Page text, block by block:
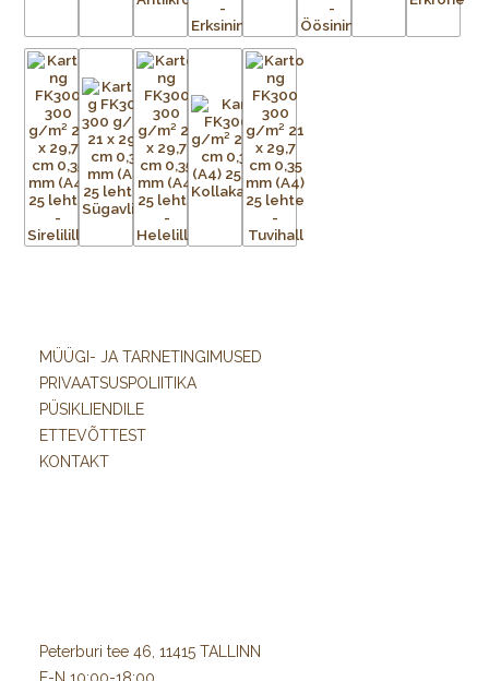
MÜÜGI- JA TARNETINGIMUSED
PRIVAATSUSPOLIITIKA
PÜSIKLIENDILE
ETTEVÕTTEST
KONTAKT
Peterburi tee 46, 11415 TALLINN